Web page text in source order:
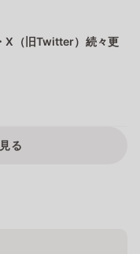
X（旧Twitter）続々更
る